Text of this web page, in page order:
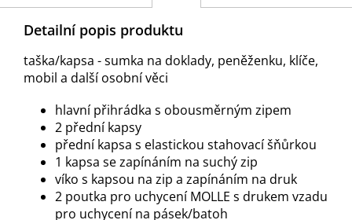
Detailní popis produktu
taška/kapsa - sumka na doklady, peněženku, klíče,
mobil a další osobní věci
hlavní přihrádka s obousměrným zipem
2 přední kapsy
přední kapsa s elastickou stahovací šňůrkou
1 kapsa se zapínáním na suchý zip
víko s kapsou na zip a zapínáním na druk
2 poutka pro uchycení MOLLE s drukem vzadu
pro uchycení na pásek/batoh